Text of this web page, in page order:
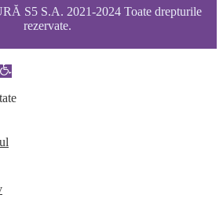
S5 S.A. 2021-2024 Toate drepturile
rezervate.